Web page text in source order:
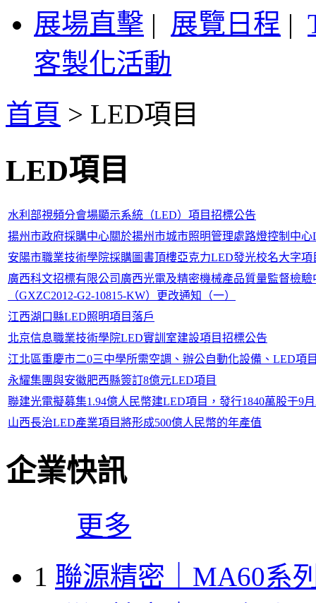
展場直擊 | 展覽日程 |
客製化活動
首頁 > LED項目
LED項目
水利部視頻分會場顯示系統（LED）項目招標公告
揚州市政府採購中心關於揚州市城市照明管理處路燈控制中
安陽市職業技術學院採購圖書頂樓亞克力LED發光校名大字
廣西科文招標有限公司廣西光電及精密機械產品質量監督檢
（GXZC2012-G2-10815-KW）更改通知（一）
江西湖口縣LED照明項目落戶
北京信息職業技術學院LED實訓室建設項目招標公告
江北區重慶市二0三中學所需空調、辦公自動化設備、LED項
永耀集團與安徽肥西縣簽訂8億元LED項目
聯建光電擬募集1.94億人民幣建LED項目，發行1840萬股于9
山西長治LED產業項目將形成500億人民幣的年產值
企業快訊
更多
1 聯源精密｜MA60系